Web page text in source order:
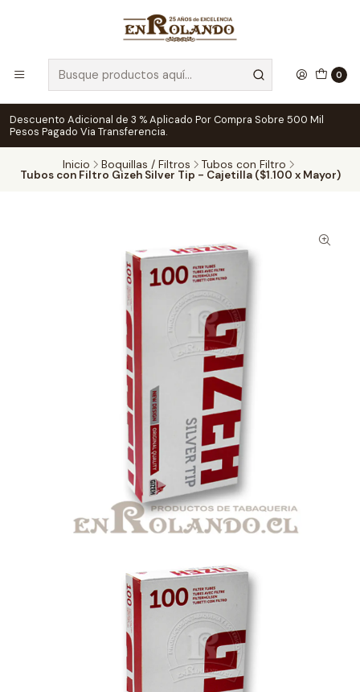
0
Descuento Adicional de 3 % Aplicado Por Compra Sobre 500 Mil
Pesos Pagado Via Transferencia.
Inicio Boquillas / Filtros Tubos con Filtro
Tubos con Filtro Gizeh Silver Tip - Cajetilla ($1.100 x Mayor)